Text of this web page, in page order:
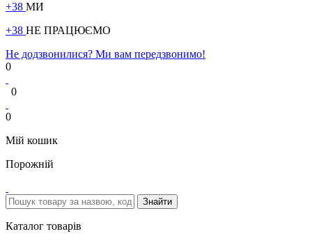
+38 МИ
+38 НЕ ПРАЦЮЄМО
Не додзвонилися? Ми вам передзвонимо!
0
0
0
Мій кошик
Порожній
Каталог товарів